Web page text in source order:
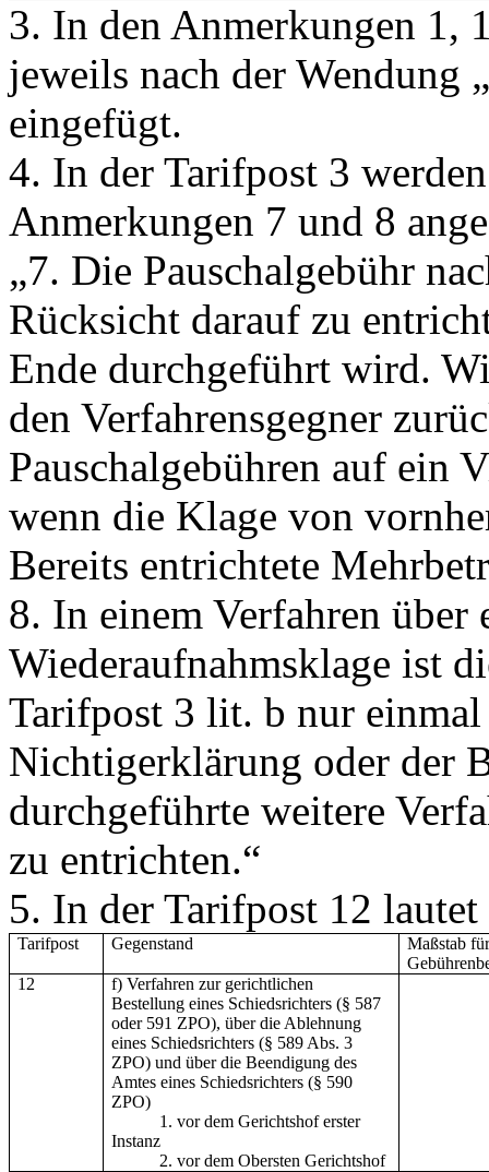
3. In den Anmerkungen 1,
jeweils nach der Wendung
eingefügt.
4. In der Tarifpost 3
Anmerkungen 7 und 8
„7. Die Pauschalgebühr
Rücksicht darauf zu
Ende durchgeführt wird.
den Verfahrensgegner
Pauschalgebühren auf ein
wenn die Klage von
Bereits entrichtete
8. In einem Verfahren
Wiederaufnahmsklage ist
Tarifpost 3 lit. b nur
Nichtigerklärung oder der
durchgeführte weitere
zu entrichten.“
5. In der Tarifpost 12
Tarifpost Gegenstand
Maßstab
12
f) Verfahren zur gerichtlichen
Bestellung eines Schiedsrichters (§ 587
oder 591 ZPO), über die Ablehnung
eines Schiedsrichters (§ 589 Abs. 3
ZPO) und über die Beendigung des
Amtes eines Schiedsrichters (§ 590
ZPO)
1. vor dem Gerichtshof erster
Instanz
2. vor dem Obersten Gerichtshof